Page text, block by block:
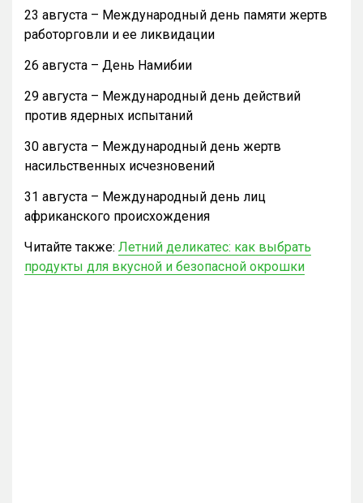
23 августа – Международный день памяти жертв
работорговли и ее ликвидации
26 августа – День Намибии
29 августа – Международный день действий
против ядерных испытаний
30 августа – Международный день жертв
насильственных исчезновений
31 августа – Международный день лиц
африканского происхождения
Читайте также: Летний деликатес: как выбрать
продукты для вкусной и безопасной окрошки